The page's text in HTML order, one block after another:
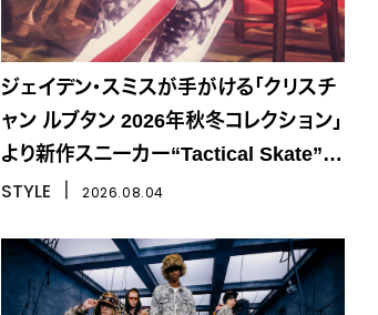
ジェイデン・スミスが手がける「クリスチ
ャン ルブタン 2026年秋冬コレクション」
より新作スニーカー“Tactical Skate”が
登場
STYLE 2026.08.04